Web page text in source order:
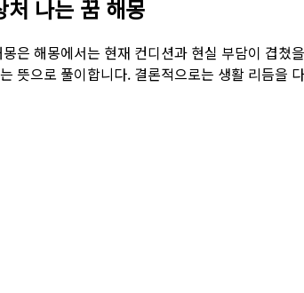
처 나는 꿈 해몽
은 해몽에서는 현재 컨디션과 현실 부담이 겹
뜻으로 풀이합니다. 결론적으로는 생활 리듬을